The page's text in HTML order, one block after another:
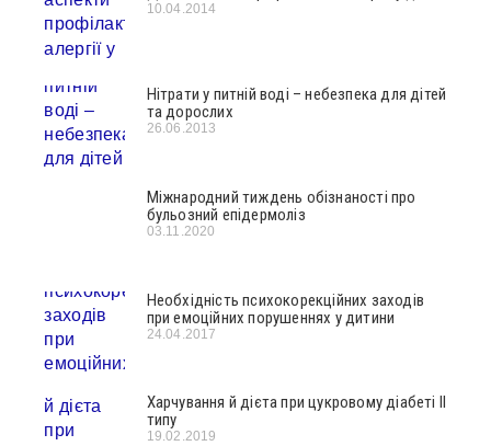
10.04.2014
Нітрати у питній воді – небезпека для дітей
та дорослих
26.06.2013
Міжнародний тиждень обізнаності про
бульозний епідермоліз
03.11.2020
Необхідність психокорекційних заходів
при емоційних порушеннях у дитини
24.04.2017
Харчування й дієта при цукровому діабеті ІІ
типу
19.02.2019